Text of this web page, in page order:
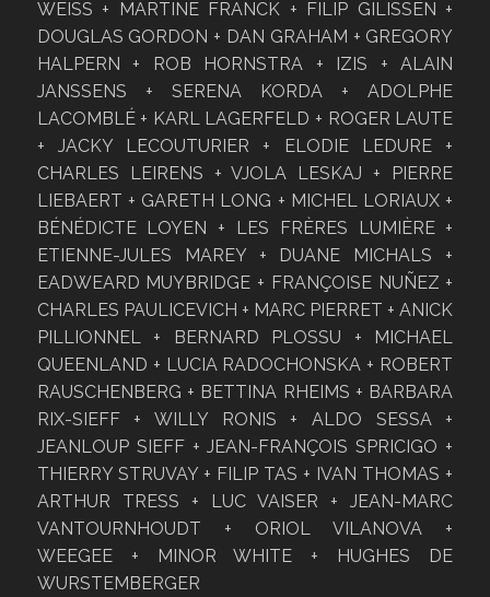
WEISS + MARTINE FRANCK + FILIP GILISSEN +
DOUGLAS GORDON + DAN GRAHAM + GREGORY
HALPERN + ROB HORNSTRA + IZIS + ALAIN
JANSSENS + SERENA KORDA + ADOLPHE
LACOMBLÉ + KARL LAGERFELD + ROGER LAUTE
+ JACKY LECOUTURIER + ELODIE LEDURE +
CHARLES LEIRENS + VJOLA LESKAJ + PIERRE
LIEBAERT + GARETH LONG + MICHEL LORIAUX +
BÉNÉDICTE LOYEN + LES FRÈRES LUMIÈRE +
ETIENNE-JULES MAREY + DUANE MICHALS +
EADWEARD MUYBRIDGE + FRANÇOISE NUÑEZ +
CHARLES PAULICEVICH + MARC PIERRET + ANICK
PILLIONNEL + BERNARD PLOSSU + MICHAEL
QUEENLAND + LUCIA RADOCHONSKA + ROBERT
RAUSCHENBERG + BETTINA RHEIMS + BARBARA
RIX-SIEFF + WILLY RONIS + ALDO SESSA +
JEANLOUP SIEFF + JEAN-FRANÇOIS SPRICIGO +
THIERRY STRUVAY + FILIP TAS + IVAN THOMAS +
ARTHUR TRESS + LUC VAISER + JEAN-MARC
VANTOURNHOUDT + ORIOL VILANOVA +
WEEGEE + MINOR WHITE + HUGHES DE
WURSTEMBERGER